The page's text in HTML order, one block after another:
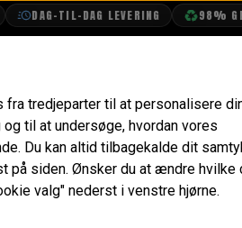
DAG-TIL-DAG LEVERING 98%
til Van/Estate/Pick-up
Oval Loft
Pick-up
tredjeparter til at personalisere
til at undersøge, hvordan vores
Du kan altid tilbagekalde dit
på siden. Ønsker du at ændre hvilke
valg" nederst i venstre hjørne.